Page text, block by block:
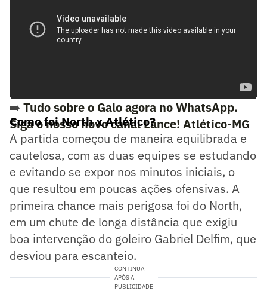
➡️ Tudo sobre o Galo agora no WhatsApp.
Siga o nosso novo canal Lance! Atlético-MG
Como foi North x Atlético?
A partida começou de maneira equilibrada e
cautelosa, com as duas equipes se estudando
e evitando se expor nos minutos iniciais, o
que resultou em poucas ações ofensivas. A
primeira chance mais perigosa foi do North,
em um chute de longa distância que exigiu
boa intervenção do goleiro Gabriel Delfim, que
desviou para escanteio.
CONTINUA
APÓS A
PUBLICIDADE